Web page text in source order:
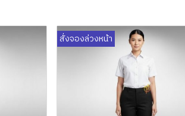
สั่งจองล่วงหน้า